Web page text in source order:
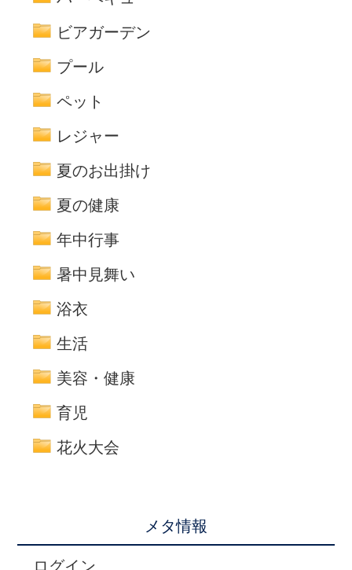
ビアガーデン
プール
ペット
レジャー
夏のお出掛け
夏の健康
年中行事
暑中見舞い
浴衣
生活
美容・健康
育児
花火大会
メタ情報
ログイン